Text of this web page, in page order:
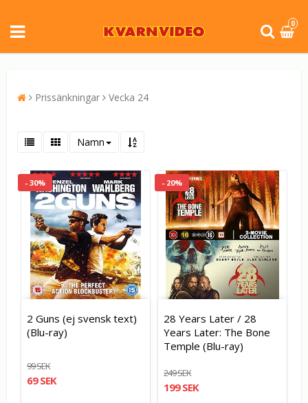
0
Prissänkningar Vecka 24
Namn
- 30%
2 Guns (ej svensk text)
(Blu-ray)
99 SEK
69 SEK
- 20%
28 Years Later / 28
Years Later: The Bone
Temple (Blu-ray)
249 SEK
199 SEK